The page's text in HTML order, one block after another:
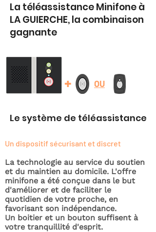
La téléassistance Minifone à
LA GUIERCHE, la combinaison
gagnante
+ OU
Le système de téléassistance
Un dispositif sécurisant et discret
La technologie au service du soutien
et du maintien au domicile. L'offre
minifone a été conçue dans le but
d'améliorer et de faciliter le
quotidien de votre proche, en
favorisant son indépendance.
Un boitier et un bouton suffisent à
votre tranquillité d'esprit.